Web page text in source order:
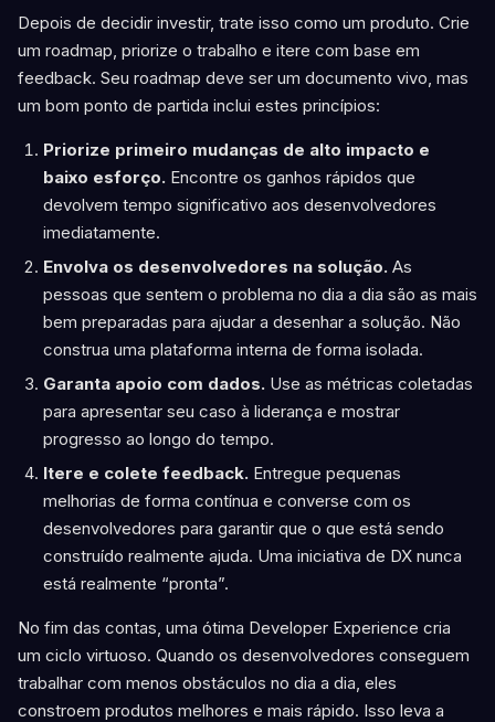
Depois de decidir investir, trate isso como um produto. Crie
um roadmap, priorize o trabalho e itere com base em
feedback. Seu roadmap deve ser um documento vivo, mas
um bom ponto de partida inclui estes princípios:
Priorize primeiro mudanças de alto impacto e
baixo esforço.Encontre os ganhos rápidos que
devolvem tempo significativo aos desenvolvedores
imediatamente.
Envolva os desenvolvedores na solução.As
pessoas que sentem o problema no dia a dia são as mais
bem preparadas para ajudar a desenhar a solução. Não
construa uma plataforma interna de forma isolada.
Garanta apoio com dados.Use as métricas coletadas
para apresentar seu caso à liderança e mostrar
progresso ao longo do tempo.
Itere e colete feedback.Entregue pequenas
melhorias de forma contínua e converse com os
desenvolvedores para garantir que o que está sendo
construído realmente ajuda. Uma iniciativa de DX nunca
está realmente “pronta”.
No fim das contas, uma ótima Developer Experience cria
um ciclo virtuoso. Quando os desenvolvedores conseguem
trabalhar com menos obstáculos no dia a dia, eles
constroem produtos melhores e mais rápido. Isso leva a